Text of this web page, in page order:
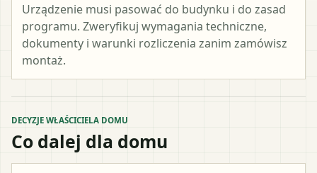
Urządzenie musi pasować do budynku i do zasad
programu. Zweryfikuj wymagania techniczne,
dokumenty i warunki rozliczenia zanim zamówisz
montaż.
DECYZJE WŁAŚCICIELA DOMU
Co dalej dla domu